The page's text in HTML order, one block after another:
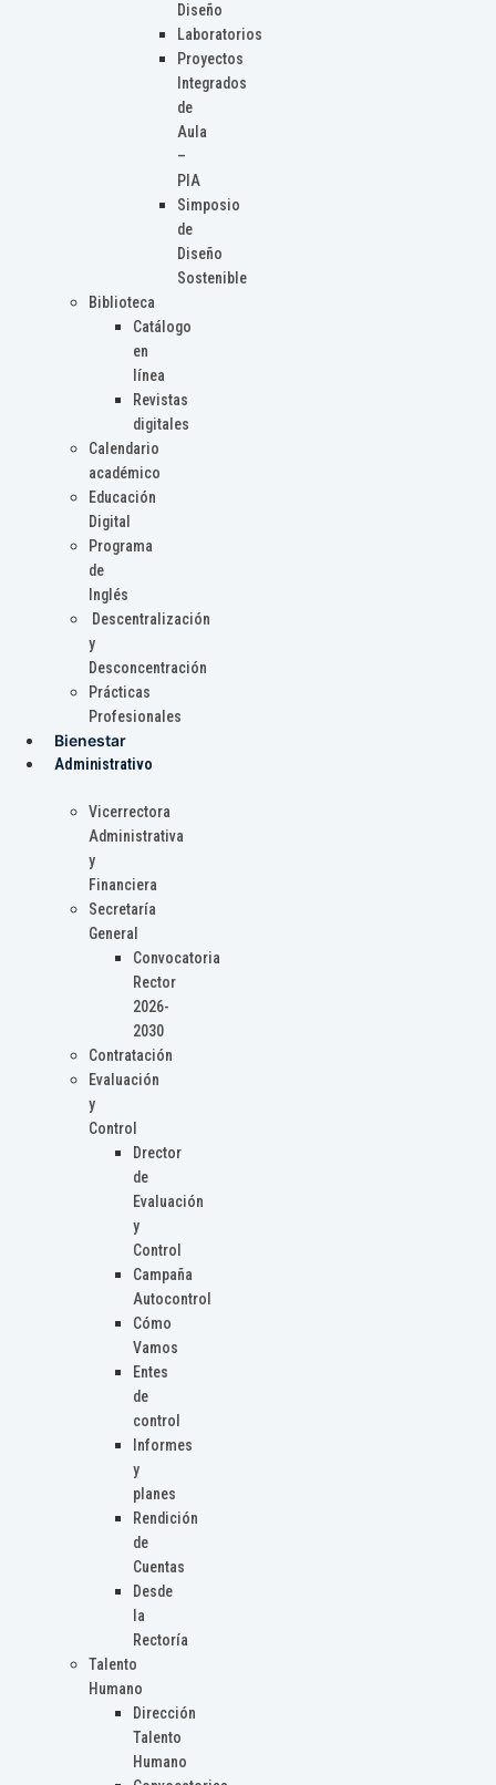
Diseño
Laboratorios
Proyectos
Integrados
de
Aula
–
PIA
Simposio
de
Diseño
Sostenible
Biblioteca
Catálogo
en
línea
Revistas
digitales
Calendario
académico
Educación
Digital
Programa
de
Inglés
Descentralización
y
Desconcentración
Prácticas
Profesionales
Bienestar
Administrativo
Vicerrectora
Administrativa
y
Financiera
Secretaría
General
Convocatoria
Rector
2026-
2030
Contratación
Evaluación
y
Control
Drector
de
Evaluación
y
Control
Campaña
Autocontrol
Cómo
Vamos
Entes
de
control
Informes
y
planes
Rendición
de
Cuentas
Desde
la
Rectoría
Talento
Humano
Dirección
Talento
Humano